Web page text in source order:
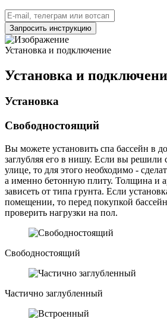
Запросить инструкцию
Установка и подключение
Установка и
Установка
Свободностоящий
Вы можете установить спа бассейн в
заглубляя его в нишу. Если вы решили
улице, то для этого необходимо -
а именно бетонную плиту. Толщина и
зависеть от типа грунта. Если
помещении, то перед покупкой
проверить нагрузки на пол.
Свободностоящий
Частично заглубленный